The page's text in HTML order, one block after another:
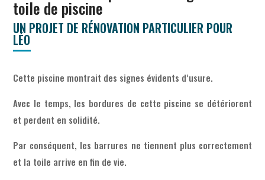
toile de piscine
UN PROJET DE RÉNOVATION PARTICULIER POUR
LÉO
Cette piscine montrait des signes évidents d’usure.
Avec le temps, les bordures de cette piscine se détériorent
et perdent en solidité.
Par conséquent, les barrures ne tiennent plus correctement
et la toile arrive en fin de vie.